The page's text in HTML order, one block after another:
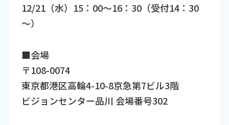
12/21（水）15：00～16：30（受付14：30
～）
■会場
〒108-0074
東京都港区高輪4-10-8京急第7ビル3階
ビジョンセンター品川 会場番号302